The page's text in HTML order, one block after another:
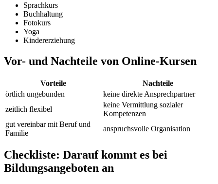
Sprachkurs
Buchhaltung
Fotokurs
Yoga
Kindererziehung
Vor- und Nachteile von Online-Kursen
Vorteile
Nachteile
örtlich ungebunden
keine direkte Ansprechpartner
zeitlich flexibel
keine Vermittlung sozialer
Kompetenzen
gut vereinbar mit Beruf und
Familie
anspruchsvolle Organisation
Checkliste: Darauf kommt es bei
Bildungsangeboten an